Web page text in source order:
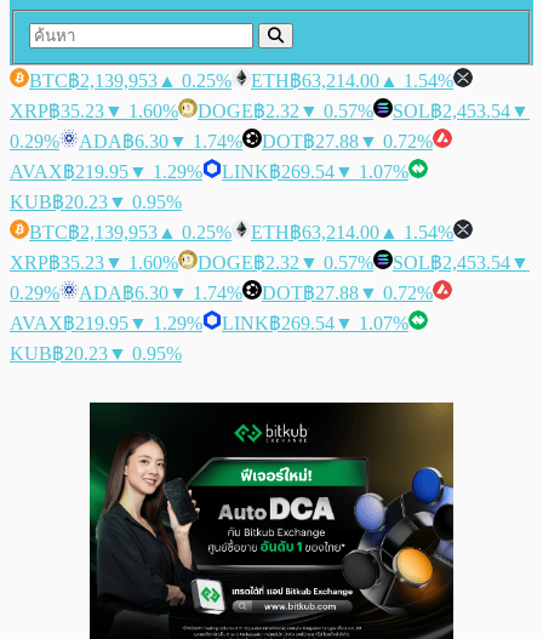
BTC฿2,139,953 ▲ 0.25% ETH฿63,214.00 ▲ 1.54%
XRP฿35.23▼ 1.60% DOGE฿2.32 ▼ 0.57% SOL฿2,453.54▼
0.29%
ADA฿6.30▼ 1.74% DOT฿27.88▼ 0.72%
AVAX฿219.95▼ 1.29% LINK฿269.54▼ 1.07%
KUB฿20.23▼ 0.95%
BTC฿2,139,953 ▲ 0.25% ETH฿63,214.00 ▲ 1.54%
XRP฿35.23▼ 1.60% DOGE฿2.32 ▼ 0.57% SOL฿2,453.54▼
0.29%
ADA฿6.30▼ 1.74% DOT฿27.88▼ 0.72%
AVAX฿219.95▼ 1.29% LINK฿269.54▼ 1.07%
KUB฿20.23▼ 0.95%